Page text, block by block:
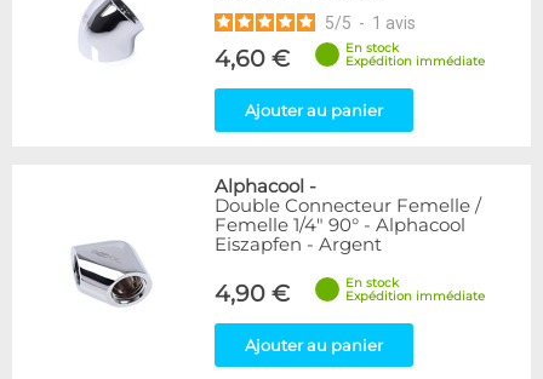
5/5 - 1 avis
4,60 €
En stock
Expédition immédiate
Ajouter au panier
Alphacool -
Double Connecteur Femelle /
Femelle 1/4" 90° - Alphacool
Eiszapfen - Argent
4,90 €
En stock
Expédition immédiate
Ajouter au panier